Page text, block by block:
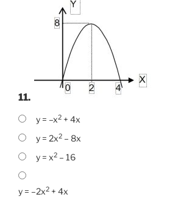
11.
y = –x2+ 4x
y = 2x2– 8x
y = x2– 16
y = –2x2 + 4x